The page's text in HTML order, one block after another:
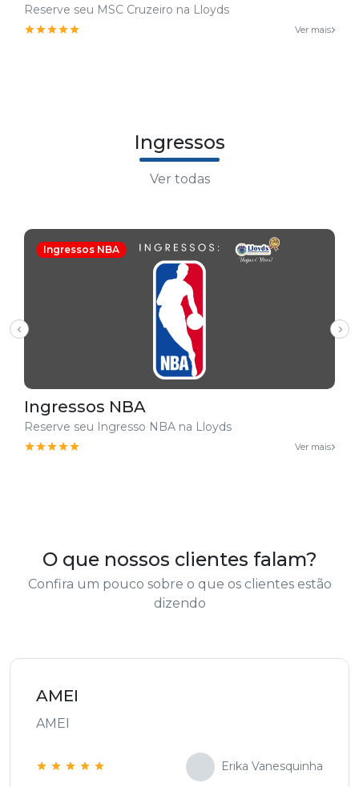
Reserve seu MSC Cruzeiro na Lloyds
Ver mais
Ingressos
Ver todas
Ingressos NBA
Ingressos NBA
Reserve seu Ingresso NBA na Lloyds
Ver mais
O que nossos clientes falam?
Confira um pouco sobre o que os clientes estão
dizendo
AMEI
AMEI
Erika Vanesquinha